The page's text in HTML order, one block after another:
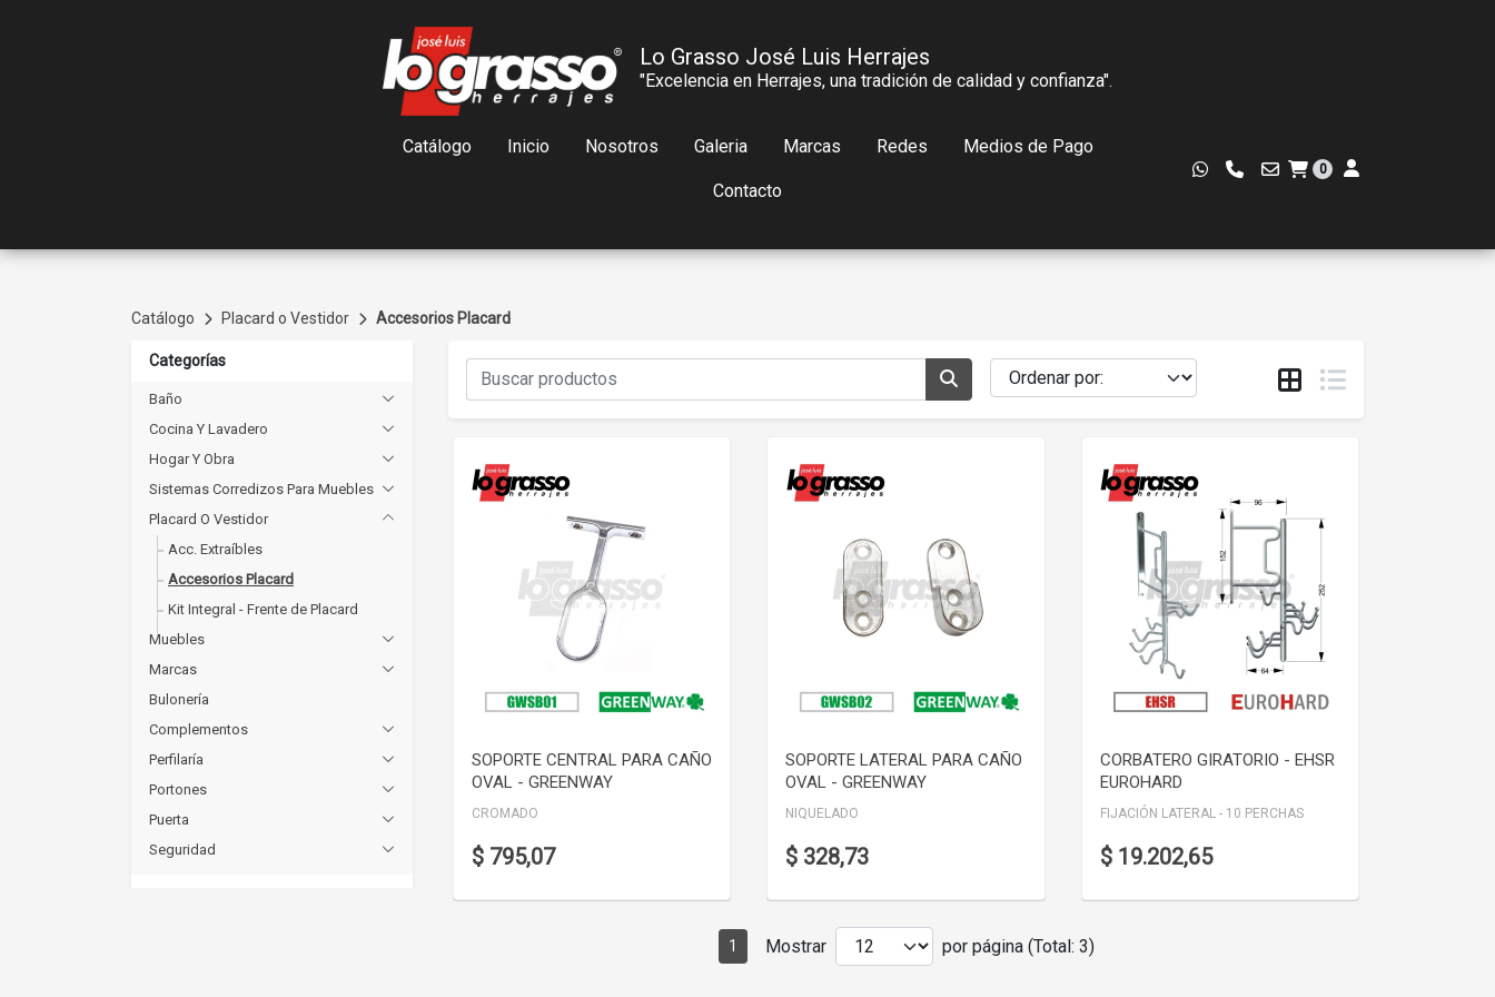
Lo Grasso José Luis Herrajes
"Excelencia en Herrajes, una tradición de calidad y confianza".
Catálogo Inicio Nosotros Galeria Marcas Redes Medios de Pago
Contacto
0
Catálogo Placard o Vestidor Accesorios Placard
Categorías
Baño
Cocina Y Lavadero
Hogar Y Obra
Sistemas Corredizos Para Muebles
Placard O Vestidor
Acc. Extraíbles
Accesorios Placard
Kit Integral - Frente de Placard
Muebles
Marcas
Bulonería
Complementos
Perfilaría
Portones
Puerta
Seguridad
SOPORTE CENTRAL PARA CAÑO
OVAL - GREENWAY
CROMADO
$ 795,07
VER DETALLE
SOPORTE LATERAL PARA CAÑO
OVAL - GREENWAY
NIQUELADO
$ 328,73
VER DETALLE
CORBATERO GIRATORIO - EHSR
EUROHARD
FIJACIÓN LATERAL - 10 PERCHAS
$ 19.202,65
VER DETALLE
1 Mostrar por página (Total: 3)